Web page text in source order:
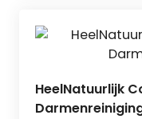
HeelNatuurlijk